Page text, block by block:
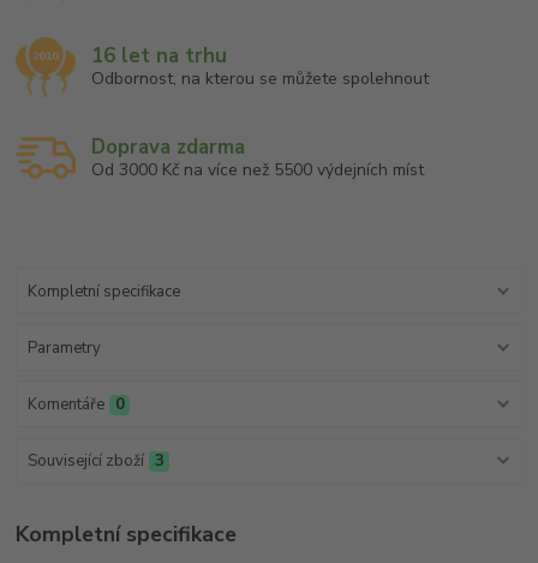
16 let na trhu
Odbornost, na kterou se můžete spolehnout
Doprava zdarma
Od 3000 Kč na více než 5500 výdejních míst
Kompletní specifikace
Parametry
Komentáře 0
Související zboží 3
Kompletní specifikace